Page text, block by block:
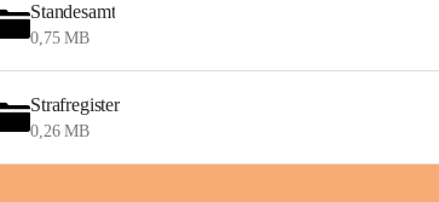
Standesamt
0,75 MB
Strafregister
0,26 MB